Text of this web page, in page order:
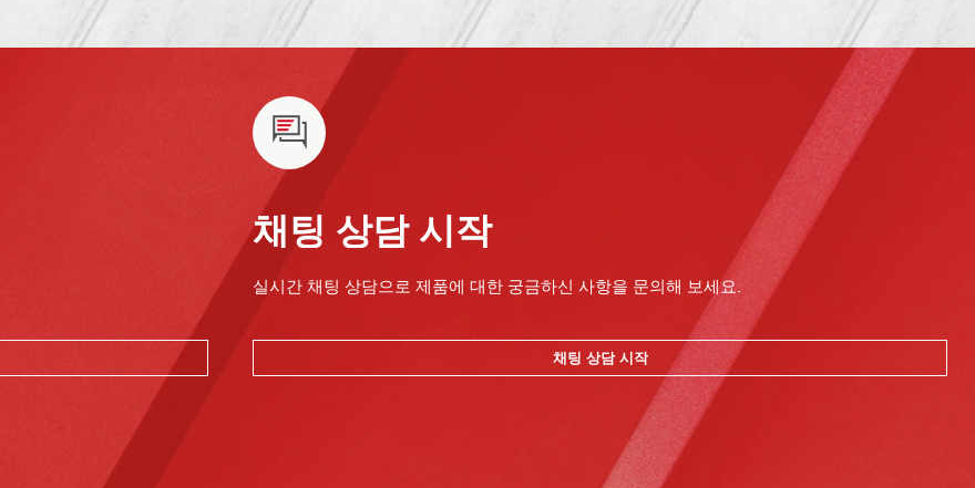
채팅 상담 시작
실시간 채팅 상담으로 제품에 대한 궁금하신 사항을 문의해 보세요.
채팅 상담 시작